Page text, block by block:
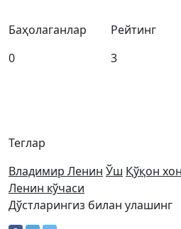
Теглар
Владимир Ленин Ўш Қўқон
Ленин кўчаси
Баҳолаганлар
0
Рейтинг
3
Дўстларингиз билан улашинг